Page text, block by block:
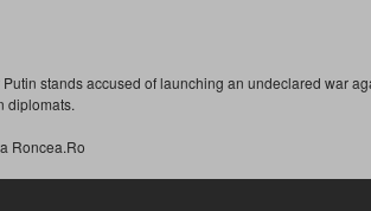
stands accused of launching an undeclared war
diplomats.
Roncea.Ro